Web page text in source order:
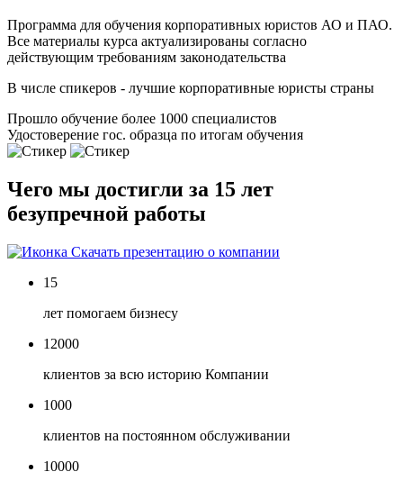
Программа для обучения корпоративных юристов АО и ПАО.
Все материалы курса актуализированы согласно
действующим требованиям законодательства
В числе спикеров - лучшие корпоративные юристы страны
Прошло обучение более 1000 специалистов
Удостоверение гос. образца по итогам обучения
Чего мы достигли за 15 лет
безупречной работы
Скачать презентацию о компании
15
лет помогаем бизнесу
12000
клиентов за всю историю Компании
1000
клиентов на постоянном обслуживании
10000